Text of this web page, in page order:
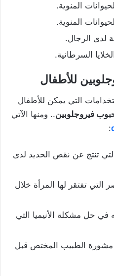
المنوية.
المنوية.
لدى الرجال.
السرطانية.
للأطفال
التي يمكن للأطفال
فيروجلوبين.. ومنها الآتي
:
تنتج عن نقص الحديد لدى
التي تفتقر لها المرأة خلال
في حل مشكلة الأنيميا التي
الطبيب المختص قبل